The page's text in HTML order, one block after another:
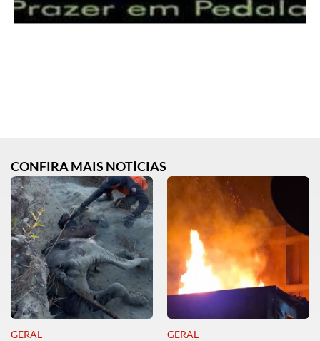
CONFIRA MAIS NOTÍCIAS
GERAL GERAL